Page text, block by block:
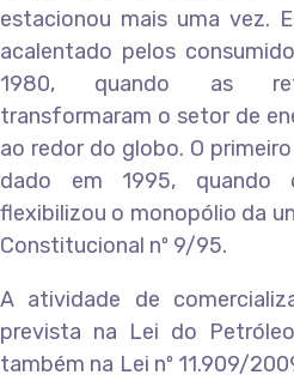
estacionou mais uma vez.
acalentado pelos
1980, quando as
transformaram o setor de
ao redor do globo. O
dado em 1995, quando
flexibilizou o monopólio da
Constitucional nº 9/95.
A atividade de
prevista na Lei do
também na Lei nº 11.909/